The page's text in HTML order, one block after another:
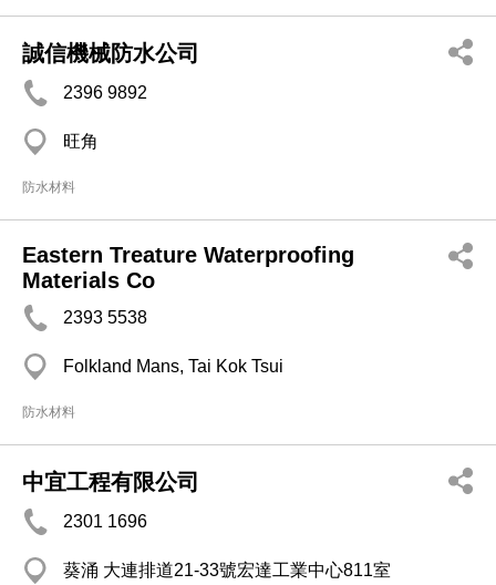
誠信機械防水公司
2396 9892
旺角
防水材料
Eastern Treature Waterproofing
Materials Co
2393 5538
Folkland Mans, Tai Kok Tsui
防水材料
中宜工程有限公司
2301 1696
葵涌 大連排道21-33號宏達工業中心811室